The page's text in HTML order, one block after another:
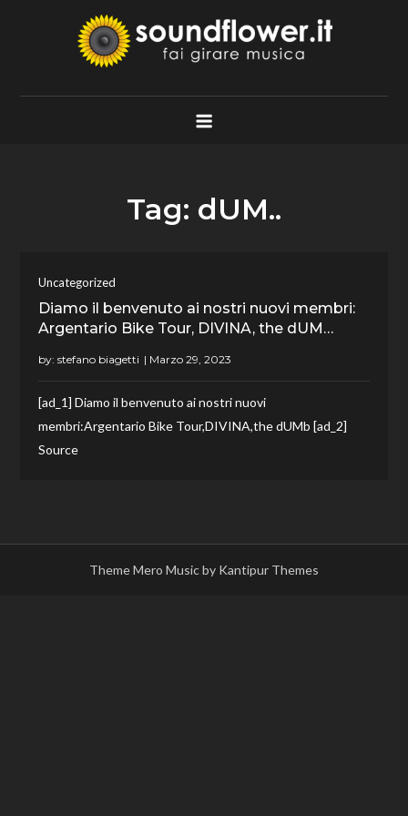
Soundflower.it
Fai Girare Musica
Tag: dUM..
Uncategorized
Diamo il benvenuto ai nostri nuovi membri:
Argentario Bike Tour, DIVINA, the dUM…
by:stefano biagetti
[ad_1] Diamo il benvenuto ai nostri nuovi
membri:Argentario Bike Tour,DIVINA,the dUMb [ad_2]
Source
Theme Mero Music by Kantipur Themes